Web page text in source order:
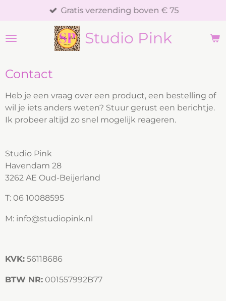
naar
Studio Pink
Gratis verzending boven € 75
Contact
Heb je een vraag over een product, een bestelling of
wil je iets anders weten? Stuur gerust een berichtje.
Ik probeer altijd zo snel mogelijk reageren.
Studio Pink
Havendam 28
3262 AE Oud-Beijerland
T: 06 10088595
M: info@studiopink.nl
KVK: 56118686
BTW NR: 001557992B77